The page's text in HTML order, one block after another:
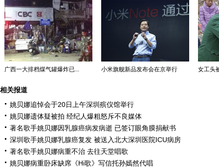
广西一大排档煤气罐爆炸已... 小米旗舰新品发布会在京举行 女工头
相关报道
姚贝娜追悼会于20日上午深圳殡仪馆举行
姚贝娜遗体疑被拍 经纪人爆粗怒斥不良媒体
著名歌手姚贝娜因乳腺癌病发病逝 已签订眼角膜捐献书
深圳歌手姚贝娜乳腺癌复发 被送入北大深圳医院ICU病房
著名歌手姚贝娜病重不治 去往天堂唱歌
姚贝娜病重卧床缺席《Hi歌》写信托孙嫣然代唱